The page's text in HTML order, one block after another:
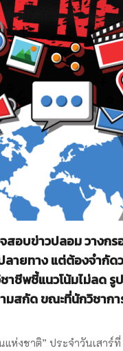
สอบข่าวปลอม วางก
ายทาง แต่ต้องจำกั
าชีพชี้แนวโน้มไม่ลด
มสกัด ขณะที่นักวิชาก
งชาติ” ประจำวันเสาร์